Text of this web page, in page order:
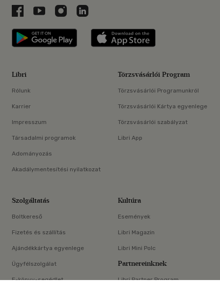
Libri a Facebookon
Libri a Youtube-on
Libri az Instagramon
Libri a LinkedInen
Libri applikáció Szerezd meg: Google
Libri
Rólunk
Karrier
Impresszum
Társadalmi programok
Adományozás
Akadálymentesítési nyilatkozat
Törzsvásárlói Program
Törzsvásárlói Programunkról
Törzsvásárlói Kártya egyenlege
Törzsvásárlói szabályzat
Libri App
Szolgáltatás
Boltkereső
Fizetés és szállítás
Ajándékkártya egyenlege
Ügyfélszolgálat
E-könyv-segédlet
Kultúra
Események
Libri Magazin
Libri Mini Polc
Partnereinknek
Libri Partner Program